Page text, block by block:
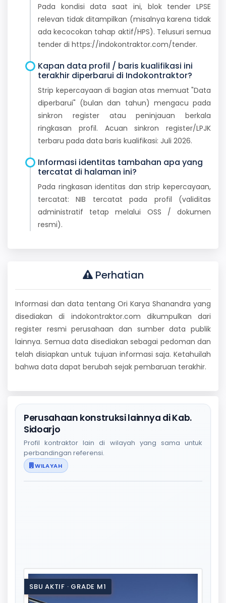
Pada kondisi data saat ini, blok tender LPSE
relevan tidak ditampilkan (misalnya karena tidak
ada kecocokan tahap aktif/HPS). Telusuri semua
tender di https://indokontraktor.com/tender.
Kapan data profil / baris kualifikasi ini
terakhir diperbarui di Indokontraktor?
Strip kepercayaan di bagian atas memuat "Data
diperbarui" (bulan dan tahun) mengacu pada
sinkron register atau peninjauan berkala
ringkasan profil. Acuan sinkron register/LPJK
terbaru pada data baris kualifikasi: Juli 2026.
Informasi identitas tambahan apa yang
tercatat di halaman ini?
Pada ringkasan identitas dan strip kepercayaan,
tercatat: NIB tercatat pada profil (validitas
administratif tetap melalui OSS / dokumen
resmi).
Perhatian
Informasi dan data tentang Ori Karya Shanandra yang
disediakan di indokontraktor.com dikumpulkan dari
register resmi perusahaan dan sumber data publik
lainnya. Semua data disediakan sebagai pedoman dan
telah disiapkan untuk tujuan informasi saja. Ketahuilah
bahwa data dapat berubah sejak pembaruan terakhir.
Perusahaan konstruksi lainnya di Kab.
Sidoarjo
Profil kontraktor lain di wilayah yang sama untuk
perbandingan referensi.
WILAYAH
SBU AKTIF · GRADE M1